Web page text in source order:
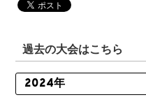
過去の大会はこちら